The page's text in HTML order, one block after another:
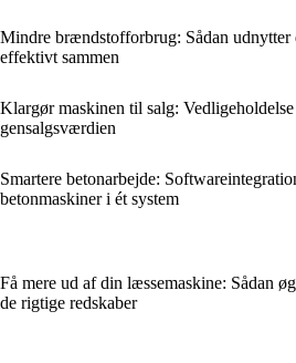
Mindre brændstofforbrug: Sådan udnytter
effektivt sammen
Klargør maskinen til salg:
gensalgsværdien
Smartere betonarbejde:
betonmaskiner i ét system
Få mere ud af din læssemaskine: Sådan
de rigtige redskaber